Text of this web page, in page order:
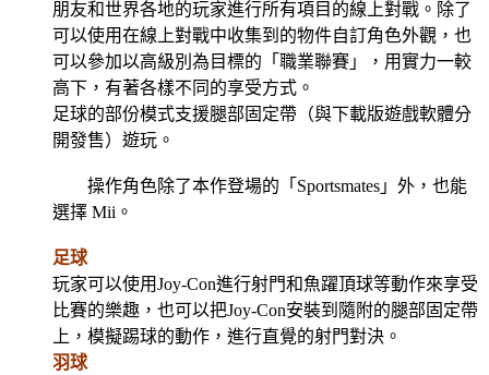
朋友和世界各地的玩家進行所有項目的線上對戰。除了
可以使用在線上對戰中收集到的物件自訂角色外觀，也
可以參加以高級別為目標的「職業聯賽」，用實力一較
高下，有著各樣不同的享受方式。
足球的部份模式支援腿部固定帶（與下載版遊戲軟體分
開發售）遊玩。
操作角色除了本作登場的「Sportsmates」外，也能
選擇 Mii。
足球
玩家可以使用Joy-Con進行射門和魚躍頂球等動作來享受
比賽的樂趣，也可以把Joy-Con安裝到隨附的腿部固定帶
上，模擬踢球的動作，進行直覺的射門對決。
羽球